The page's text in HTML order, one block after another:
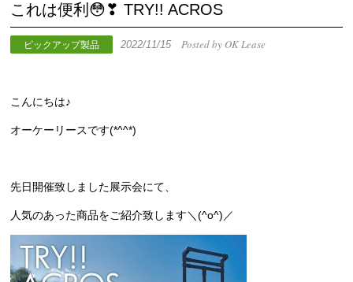
これは便利😳❣ TRY!! ACROS
ピックアップ製品 2022/11/15Posted by OK Lease
こんにちは♪
オーケーリースです(*^^*)
先日開催致しました展示会にて、
人気のあった商品をご紹介致します＼(^o^)／